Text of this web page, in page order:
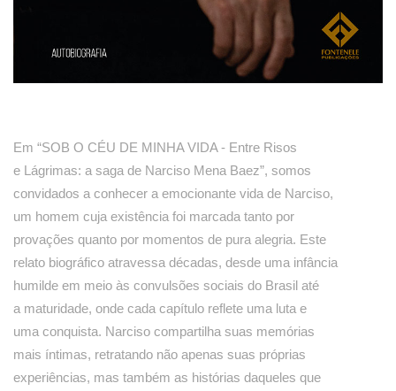
Em “SOB O CÉU DE MINHA VIDA - Entre Risos
e Lágrimas: a saga de Narciso Mena Baez”, somos
convidados a conhecer a emocionante vida de Narciso,
um homem cuja existência foi marcada tanto por
provações quanto por momentos de pura alegria. Este
relato biográfico atravessa décadas, desde uma infância
humilde em meio às convulsões sociais do Brasil até
a maturidade, onde cada capítulo reflete uma luta e
uma conquista. Narciso compartilha suas memórias
mais íntimas, retratando não apenas suas próprias
experiências, mas também as histórias daqueles que